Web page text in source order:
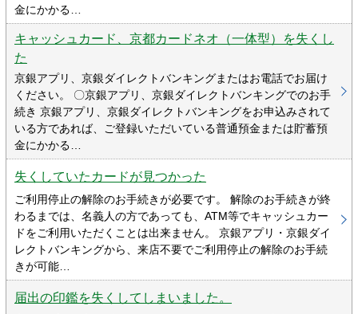
金にかかる…
キャッシュカード、京都カードネオ（一体型）を失くし
た
京銀アプリ、京銀ダイレクトバンキングまたはお電話でお届け
ください。 〇京銀アプリ、京銀ダイレクトバンキングでのお手
続き 京銀アプリ、京銀ダイレクトバンキングをお申込みされて
いる方であれば、ご登録いただいている普通預金または貯蓄預
金にかかる…
失くしていたカードが見つかった
ご利用停止の解除のお手続きが必要です。 解除のお手続きが終
わるまでは、名義人の方であっても、ATM等でキャッシュカー
ドをご利用いただくことは出来ません。 京銀アプリ・京銀ダイ
レクトバンキングから、来店不要でご利用停止の解除のお手続
きが可能…
届出の印鑑を失くしてしまいました。